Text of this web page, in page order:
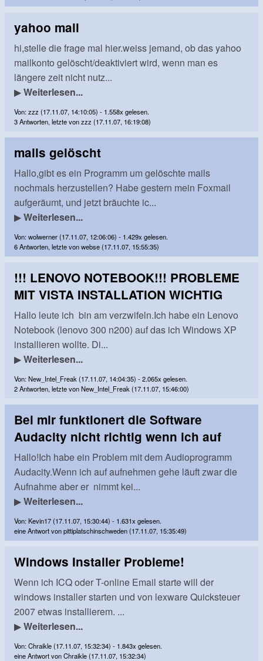
yahoo mail
hi,stelle die frage mal hier.weiss jemand, ob das yahoo
mailkonto gelöscht/deaktiviert wird, wenn man es
längere zeit nicht nutz...
▶Weiterlesen...
Von: zzz (17.11.07, 14:10:05) - 1.558x gelesen.
3 Antworten, letzte von zzz (17.11.07, 16:19:08)
mails gelöscht
Hallo,gibt es ein Programm um gelöschte mails
nochmals herzustellen? Habe gestern mein Foxmail
aufgeräumt, und jetzt bräuchte ic...
▶Weiterlesen...
Von: wolwerner (17.11.07, 12:06:06) - 1.429x gelesen.
6 Antworten, letzte von webse (17.11.07, 15:55:35)
!!! LENOVO NOTEBOOK!!! PROBLEME
MIT VISTA INSTALLATION WICHTIG
Hallo leute ich bin am verzwifeln.Ich habe ein Lenovo
Notebook (lenovo 300 n200) auf das ich Windows XP
installieren wollte. Di...
▶Weiterlesen...
Von: New_Intel_Freak (17.11.07, 14:04:35) - 2.065x gelesen.
2 Antworten, letzte von New_Intel_Freak (17.11.07, 15:46:00)
Bei mir funktionert die Software
Audacity nicht richtig wenn ich auf
Hallo!Ich habe ein Problem mit dem Audioprogramm
Audacity.Wenn ich auf aufnehmen gehe läuft zwar die
Aufnahme aber er nimmt kei...
▶Weiterlesen...
Von: Kevin17 (17.11.07, 15:30:44) - 1.631x gelesen.
eine Antwort von pittiplatschinschweden (17.11.07, 15:35:49)
Windows Installer Probleme!
Wenn ich ICQ oder T-online Email starte will der
windows installer starten und von lexware Quicksteuer
2007 etwas installierem. ...
▶Weiterlesen...
Von: Chraikle (17.11.07, 15:32:34) - 1.843x gelesen.
eine Antwort von Chraikle (17.11.07, 15:32:34)